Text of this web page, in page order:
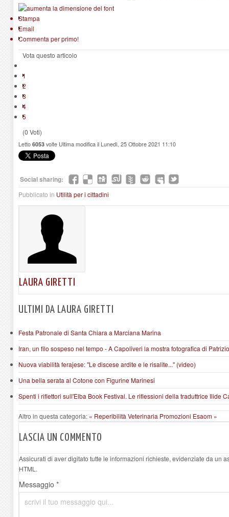
Stampa
Email
Commenta per primo!
Vota questo articolo
1
2
3
4
5
(0 Voti)
Letto 6053 volte Ultima modifica il Lunedì, 25 Ottobre 2021 11:10
Social sharing:
Pubblicato in Utilità per i cittadini
LAURA GIRETTI
ULTIMI DA LAURA GIRETTI
Festa Patronale di Santa Chiara a Marciana Marina
Iran, un filo sospeso nel tempo - A Capoliveri la mostra fotografica di
Nuova viabilità ferajese: "Le discese ardite e le risalite..." (video)
Una bella serata al Cotone con Figurine Marinesi
Spenti i riflettori sull'Elba Book Festival. Le riflessioni della traduttrice Ilide
Altro in questa categoria: « Reperibilità Veterinaria Promozioni Esaom »
LASCIA UN COMMENTO
Assicurati di aver digitato tutte le informazioni richieste, evidenziate da un
HTML.
Messaggio *